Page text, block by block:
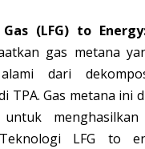
(LFG) to
gas metana
dari
TPA. Gas metana ini
untuk
LFG to